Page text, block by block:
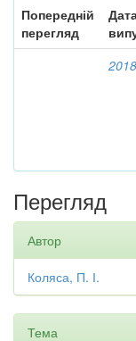
Попередній
перегляд
2018
Перегляд
Автор
Коляса, П. І.
Тема